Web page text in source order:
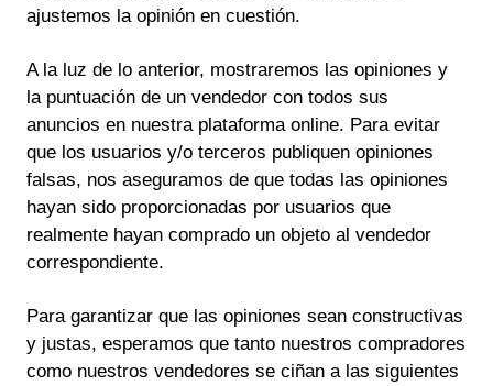
ajustemos la opinión en cuestión.
A la luz de lo anterior, mostraremos las opiniones y
la puntuación de un vendedor con todos sus
anuncios en nuestra plataforma online. Para evitar
que los usuarios y/o terceros publiquen opiniones
falsas, nos aseguramos de que todas las opiniones
hayan sido proporcionadas por usuarios que
realmente hayan comprado un objeto al vendedor
correspondiente.
Para garantizar que las opiniones sean constructivas
y justas, esperamos que tanto nuestros compradores
como nuestros vendedores se ciñan a las siguientes